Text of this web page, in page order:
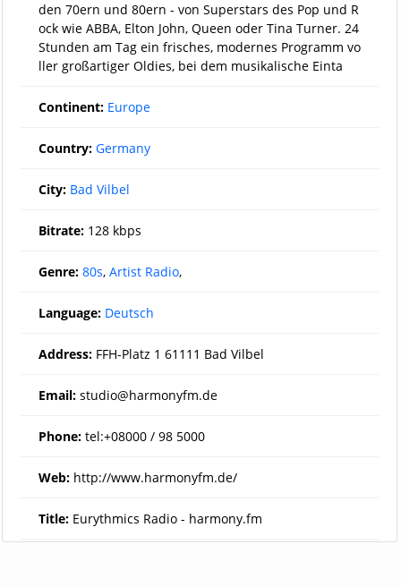
den 70ern und 80ern - von Superstars des Pop und R
ock wie ABBA, Elton John, Queen oder Tina Turner. 24
Stunden am Tag ein frisches, modernes Programm vo
ller großartiger Oldies, bei dem musikalische Einta
Continent: Europe
Country: Germany
City: Bad Vilbel
Bitrate: 128 kbps
Genre: 80s, Artist Radio,
Language: Deutsch
Address: FFH-Platz 1 61111 Bad Vilbel
Email: studio@harmonyfm.de
Phone: tel:+08000 / 98 5000
Web: http://www.harmonyfm.de/
Title: Eurythmics Radio - harmony.fm